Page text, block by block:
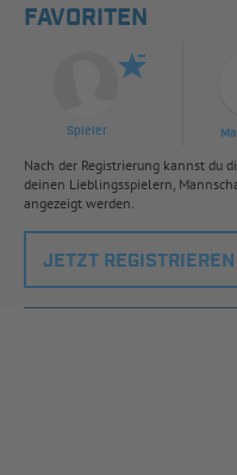
FAVORITEN
Spieler
Nach der Registrierung kannst du
deinen Lieblingsspielern,
angezeigt werden.
JETZT REGISTRIEREN